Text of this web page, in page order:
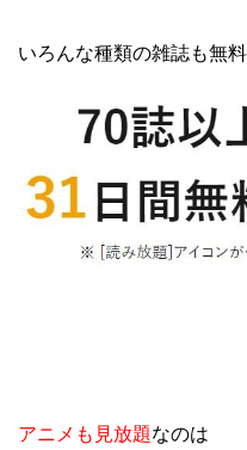
いろんな種類の雑誌も無
アニメも見放題なのは